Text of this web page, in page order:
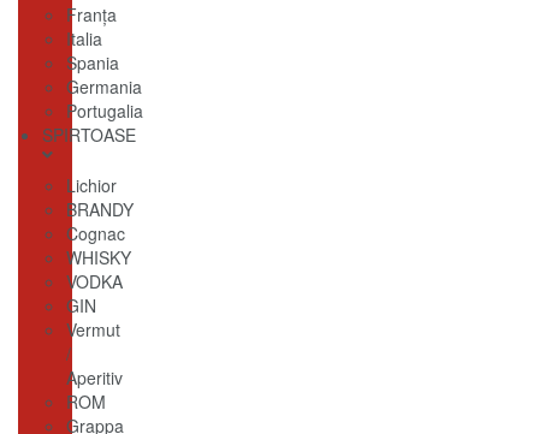
Franţa
Italia
Spania
Germania
Portugalia
SPIRTOASE
Lichior
BRANDY
Cognac
WHISKY
VODKA
GIN
Vermut
/
Aperitiv
ROM
Grappa